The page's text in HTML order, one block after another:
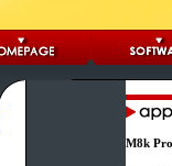
M8k